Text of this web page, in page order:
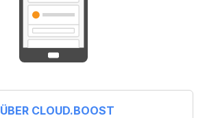
ÜBER CLOUD.BOOST